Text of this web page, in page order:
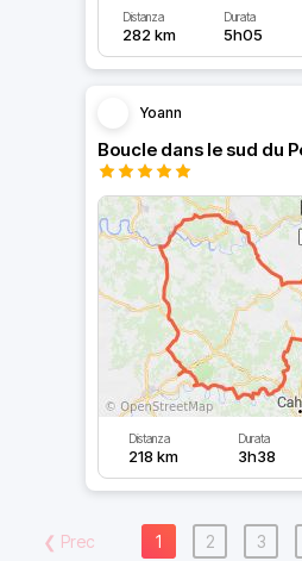
Distanza
282 km
Durata
5h05
Yoann
Distanza
218 km
Durata
3h38
❮ Prec 1 2 3